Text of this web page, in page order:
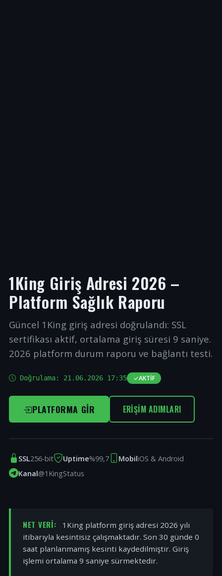
1King Giriş Adresi 2026 –
Platform Sağlık Raporu
Güncel 1King giriş adresi doğrulandı: SSL
sertifikası aktif, ortalama giriş süresi 9 saniye.
2026 platform durum raporu ve bağlantı testi.
Doğrulama: 21.06.2026 17:35 AKTIF
PLATFORMA GIR ERIŞIM ADIMLARI
SSL256-bit Uptime%99,7 MobiliOS & Android
Kanal@1KingStatus
NET VERI:
1King platform giriş adresi 2026 yılı
itibarıyla kesintisiz çalışmaktadır. Son 30 günde 0
saat planlanmamış kesinti kaydedilmiştir. Giriş
işlemi ortalama 9 saniye sürmektedir.